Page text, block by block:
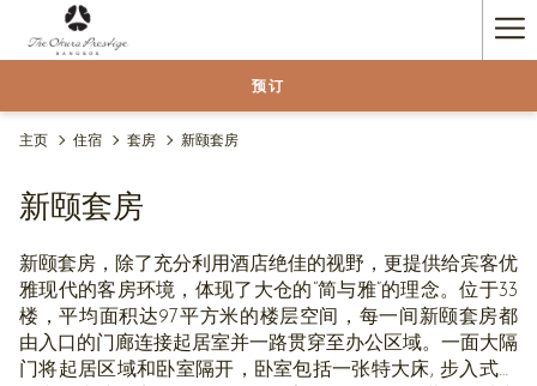
预订
主页 住宿 套房 新颐套房
新颐套房
新颐套房，除了充分利用酒店绝佳的视野，更提供给宾客优
雅现代的客房环境，体现了大仓的“简与雅”的理念。位于33
楼，平均面积达97平方米的楼层空间，每一间新颐套房都
由入口的门廊连接起居室并一路贯穿至办公区域。一面大隔
门将起居区域和卧室隔开，卧室包括一张特大床, 步入式衣